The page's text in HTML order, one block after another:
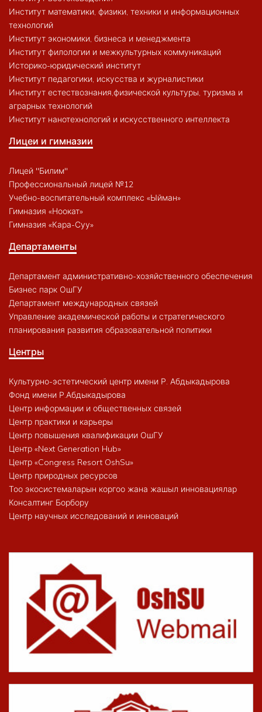
Институт математики, физики, техники и информационных
технологий
Институт экономики, бизнеса и менеджмента
Институт филологии и межкультурных коммуникаций
Историко-юридический институт
Институт педагогики, искусства и журналистики
Институт естествознания,физической культуры, туризма и
аграрных технологий
Институт нанотехнологий и искусственного интеллекта
Лицеи и гимназии
Лицей "Билим"
Профессиональный лицей №12
Учебно-воспитательный комплекс «Ыйман»
Гимназия «Ноокат»
Гимназия «Кара-Суу»
Департаменты
Департамент административно-хозяйственного обеспечения
Бизнес парк ОшГУ
Департамент международных связей
Управление академической работы и стратегического
планирования развития образовательной политики
Центры
Культурно-эстетический центр имени Р. Абдыкадырова
Фонд имени Р.Абдыкадырова
Центр информации и общественных связей
Центр практики и карьеры
Центр повышения квалификации ОшГУ
Центр «Next Generation Hub»
Центр «Congress Resort OshSu»
Центр природных ресурсов
Тоо экосистемаларын коргоо жана жашыл инновациялар
Консалтинг Борбору
Центр научных исследований и инноваций